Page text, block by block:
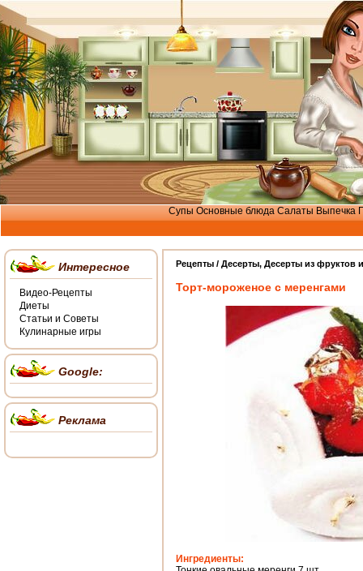
Супы Основные блюда Салаты Выпечка
Рецепты / Десерты, Десерты из фруктов
Торт-мороженое с меренгами
Ингредиенты:
Интересное
Видео-Рецепты
Диеты
Статьи и Советы
Кулинарные игры
Google:
Реклама